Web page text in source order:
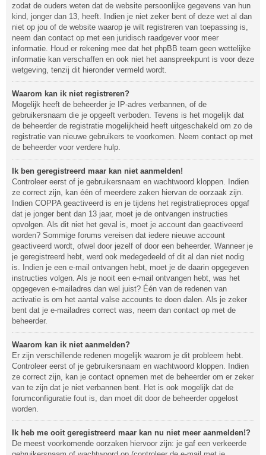
zodat de ouders weten dat de website persoonlijke gegevens van hun
kind, jonger dan 13, heeft. Indien je niet zeker bent of deze wet al dan
niet op jou of de website waarop je wilt registreren van toepassing is,
neem dan contact op met een juridisch raadgever voor meer
informatie. Houd er rekening mee dat het phpBB team geen wettelijke
informatie kan verschaffen en ook niet het aanspreekpunt is voor deze
wetgeving, tenzij dit hieronder vermeld wordt.
Waarom kan ik niet registreren?
Mogelijk heeft de beheerder je IP-adres verbannen, of de
gebruikersnaam die je opgeeft verboden. Tevens is het mogelijk dat
de beheerder de registratie mogelijkheid heeft uitgeschakeld om zo de
registratie van nieuwe gebruikers te voorkomen. Neem contact op met
de beheerder voor verdere hulp.
Ik ben geregistreerd maar kan niet aanmelden!
Controleer eerst of je gebruikersnaam en wachtwoord kloppen. Indien
ze correct zijn, kan één of meerdere zaken hiervan de oorzaak zijn.
Indien COPPA geactiveerd is en je tijdens het registratieproces opgaf
dat je jonger bent dan 13 jaar, moet je de ontvangen instructies
opvolgen. Als dit niet het geval is, moet je account dan geactiveerd
worden? Sommige forums vereisen dat iedere nieuwe account
geactiveerd wordt, ofwel door jezelf of door een beheerder. Wanneer je
je geregistreerd hebt, werd ook medegedeeld of dit al dan niet nodig
is. Indien je een e-mail ontvangen hebt, moet je de daarin opgegeven
instructies volgen. Als je nooit een e-mail ontvangen hebt, was het
opgegeven e-mailadres dan wel juist? Één van de redenen van
activatie is om het aantal valse accounts te doen dalen. Als je zeker
bent dat je e-mailadres correct was, neem dan contact op met de
beheerder.
Waarom kan ik niet aanmelden?
Er zijn verschillende redenen mogelijk waarom je dit probleem hebt.
Controleer eerst of je gebruikersnaam en wachtwoord kloppen. Indien
ze correct zijn, kan je contact opnemen met de beheerder om er zeker
van te zijn dat je niet verbannen bent. Het is ook mogelijk dat de
forumconfiguratie fout is, dan moet dit door de beheerder opgelost
worden.
Ik heb me ooit geregistreerd maar kan nu niet meer aanmelden!?
De meest voorkomende oorzaken hiervoor zijn: je gaf een verkeerde